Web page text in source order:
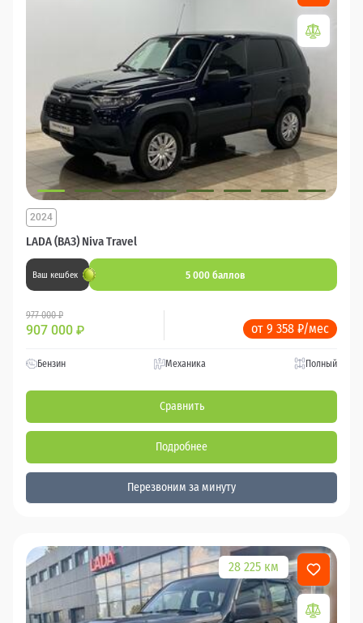
LADA (ВАЗ) Niva Travel
2024
Ваш кешбек 5 000 баллов
977 000 ₽
907 000 ₽ от 9 358 ₽/мес
Бензин Механика Полный
Сравнить
Подробнее
Перезвоним за минуту
28 225 км